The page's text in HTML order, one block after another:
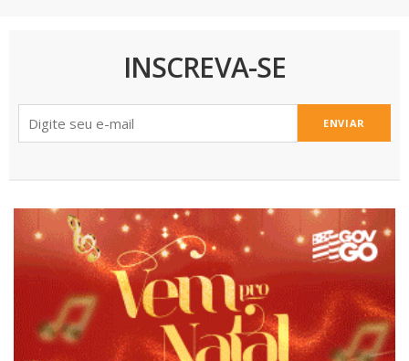
INSCREVA-SE
ENVIAR